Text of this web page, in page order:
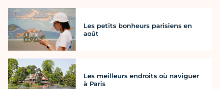
Les petits bonheurs parisiens en
août
Les meilleurs endroits où naviguer
à Paris